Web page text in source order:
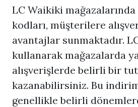
LC Waikiki
kodları, müşterilere
avantajlar sunmaktadır.
kullanarak mağazalarda
alışverişlerde belirli bir
kazanabilirsiniz. Bu
genellikle belirli